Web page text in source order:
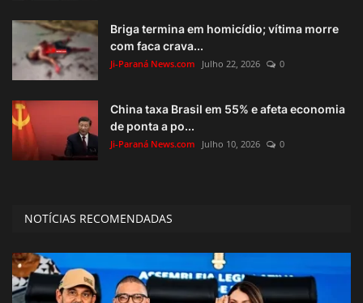
Briga termina em homicídio; vítima morre
com faca crava...
Ji-Paraná News.com Julho 22, 2026 0
China taxa Brasil em 55% e afeta economia
de ponta a po...
Ji-Paraná News.com Julho 10, 2026 0
NOTÍCIAS RECOMENDADAS